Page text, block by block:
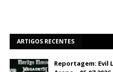
ARTIGOS RECENTES
Reportagem: Evil